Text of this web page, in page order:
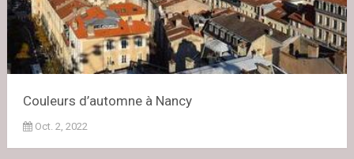
Couleurs d’automne à Nancy
Oct. 2, 2022